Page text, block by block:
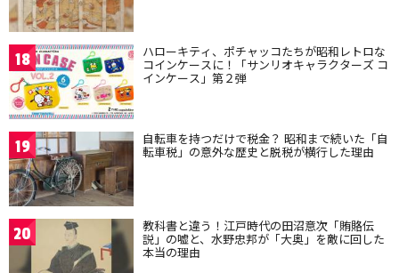
18 ハローキティ、ポチャッコたちが昭和レトロな
コインケースに！「サンリオキャラクターズ コ
インケース」第２弾
19 自転車を持つだけで税金？ 昭和まで続いた「自
転車税」の意外な歴史と脱税が横行した理由
20 教科書と違う！江戸時代の田沼意次「賄賂伝
説」の嘘と、水野忠邦が「大奥」を敵に回した
本当の理由